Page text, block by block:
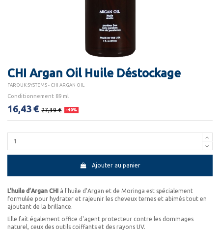
CHI Argan Oil Huile Déstockage
FAROUK SYSTEMS - CHI ARGAN OIL
Conditionnement 89 ml
16,43 € 27,39 € -40%
Ajouter au panier
L’huile d’Argan CHI à l'huile d’Argan et de Moringa est spécialement
formulée pour hydrater et rajeunir les cheveux ternes et abimés tout en
ajoutant de la brillance.
Elle fait également office d'agent protecteur contre les dommages
naturel, ceux des outils coiffants et des rayons UV.